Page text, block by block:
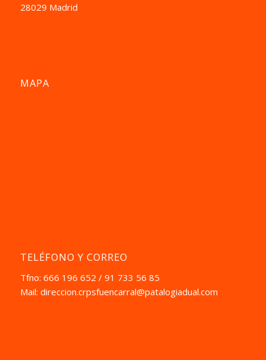
28029 Madrid
MAPA
TELÉFONO Y CORREO
Tfno: 666 196 652 / 91 733 56 85
Mail: direccion.crpsfuencarral@patalogiadual.com